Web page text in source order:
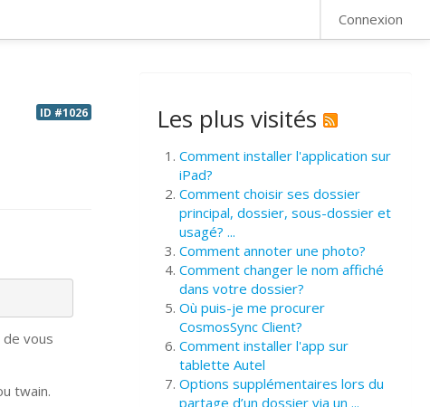
Connexion
ID #1026
vous
twain.
Les plus visités
Comment installer l'application sur
iPad?
Comment choisir ses dossier
principal, dossier, sous-dossier et
usagé? ...
Comment annoter une photo?
Comment changer le nom affiché
dans votre dossier?
Où puis-je me procurer
CosmosSync Client?
Comment installer l'app sur
tablette Autel
Options supplémentaires lors du
partage d’un dossier via un ...